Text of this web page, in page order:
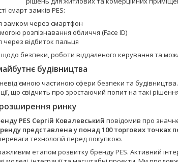
смарт замків PES:
замком через смартфон
розпізнавання обличчя (Face ID)
через відбиток пальця
безпеки, роботи віддаленого керування та
будівництва
невід'ємною частиною сфери безпеки та
що свідчить про зростаючий попит на такі
ринку
PES Сергій Ковалевський повідомив про
представлена у понад 100 торгових точках
технологій перед покупкою.
етапом розвитку бренду PES. Активний